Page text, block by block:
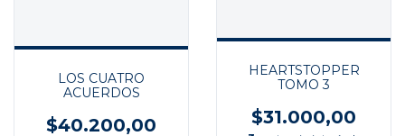
LOS CUATRO
ACUERDOS
$40.200,00
HEARTSTOPPER
TOMO 3
$31.000,00